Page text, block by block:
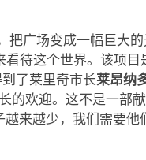
把广场变成一幅巨大
待这个世界。该项
了莱里奇市长莱昂纳
的欢迎。这不是一部
来越少，我们需要